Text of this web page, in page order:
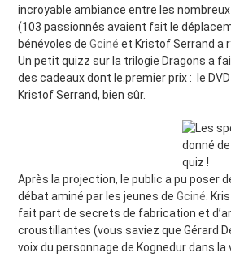
incroyable ambiance entre les
(103 passionnés avaient fait le
bénévoles deGciné et Kristof Serrand a
Un petit quizz sur la trilogie Dragons a
des cadeaux dont le.premier prix : le
Kristof Serrand, bien sûr.
Après la projection, le public a pu poser
débat aminé par les jeunes deGciné .
fait part de secrets de fabrication et
croustillantes (vous saviez que Gérard
voix du personnage de Kognedur dans la